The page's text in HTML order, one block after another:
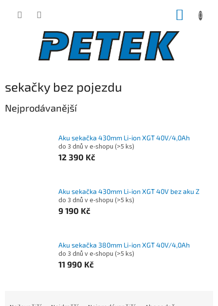
sekačky bez pojezdu
Nejprodávanější
Aku sekačka 430mm Li-ion XGT 40V/4,0Ah
do 3 dnů v e-shopu (>5 ks)
12 390 Kč
Aku sekačka 430mm Li-ion XGT 40V bez aku Z
do 3 dnů v e-shopu (>5 ks)
9 190 Kč
Aku sekačka 380mm Li-ion XGT 40V/4,0Ah
do 3 dnů v e-shopu (>5 ks)
11 990 Kč